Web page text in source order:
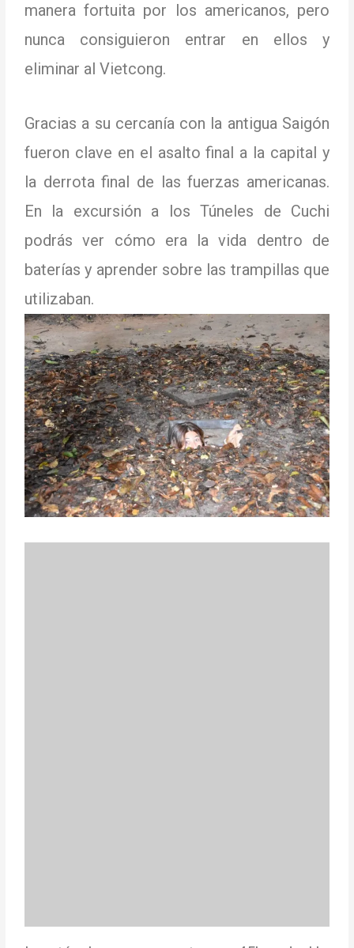
manera fortuita por los americanos, pero
nunca consiguieron entrar en ellos y
eliminar al Vietcong.
Gracias a su cercanía con la antigua Saigón
fueron clave en el asalto final a la capital y
la derrota final de las fuerzas americanas.
En la excursión a los Túneles de Cuchi
podrás ver cómo era la vida dentro de
baterías y aprender sobre las trampillas que
utilizaban.